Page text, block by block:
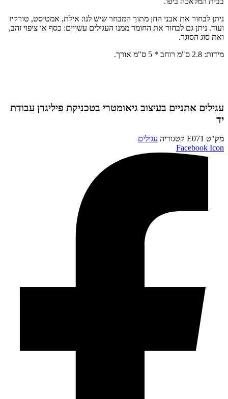
ניתן לבחור את אבני החן מתוך המבחר שיש לנו: אילת, אמטיסט, טורקיז
ועוד. ניתן גם לבחור את החומר ממנו העגילים עשויים: כסף או ציפוי זהב,
ואת סוג הסוגר.
מידות: 2.8 ס"מ רוחב * 5 ס"מ אורך.
עגילים אתניים בעיצוב גיאומטרי בטכניקת פיליגרן עבודת
יד
מק"ט E071 קטגוריה עגילים
Facebook Icon